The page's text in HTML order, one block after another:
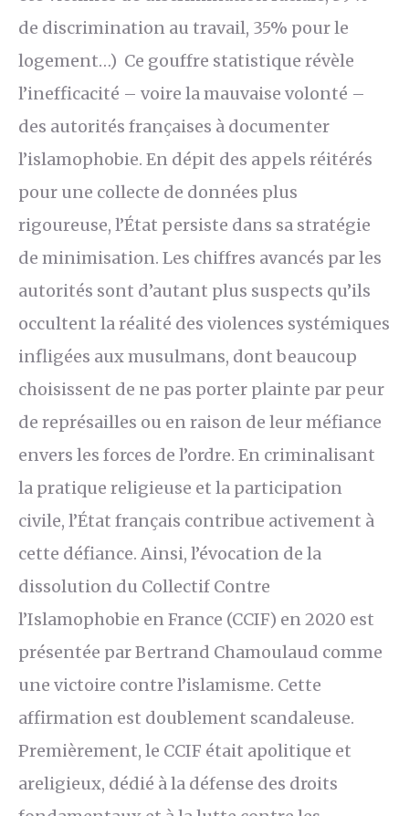
de discrimination au travail, 35% pour le
logement…) Ce gouffre statistique révèle
l’inefficacité – voire la mauvaise volonté –
des autorités françaises à documenter
l’islamophobie. En dépit des appels réitérés
pour une collecte de données plus
rigoureuse, l’État persiste dans sa stratégie
de minimisation. Les chiffres avancés par les
autorités sont d’autant plus suspects qu’ils
occultent la réalité des violences systémiques
infligées aux musulmans, dont beaucoup
choisissent de ne pas porter plainte par peur
de représailles ou en raison de leur méfiance
envers les forces de l’ordre. En criminalisant
la pratique religieuse et la participation
civile, l’État français contribue activement à
cette défiance. Ainsi, l’évocation de la
dissolution du Collectif Contre
l’Islamophobie en France (CCIF) en 2020 est
présentée par Bertrand Chamoulaud comme
une victoire contre l’islamisme. Cette
affirmation est doublement scandaleuse.
Premièrement, le CCIF était apolitique et
areligieux, dédié à la défense des droits